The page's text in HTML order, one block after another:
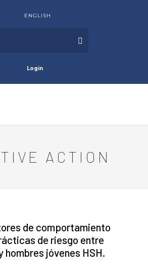
ENGLISH
Login
ACTION
de comportamiento
de riesgo entre
hombres jóvenes HSH.